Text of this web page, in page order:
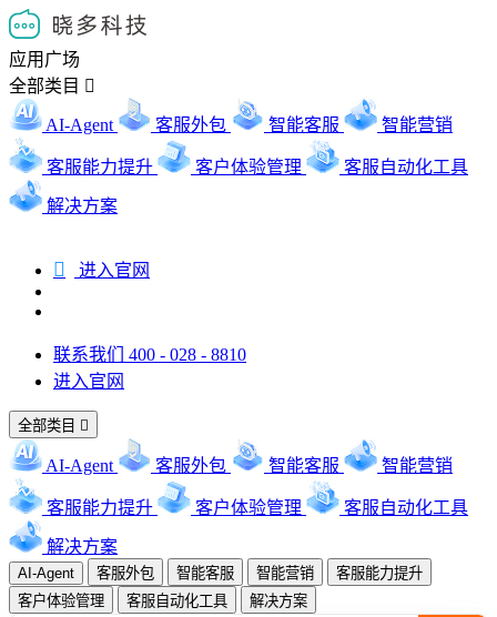
应用广场
全部类目 
AI-Agent 客服外包 智能客服 智能营销
客服能力提升 客户体验管理 客服自动化工具
解决方案
 进入官网
联系我们 400 - 028 - 8810
进入官网
全部类目 
AI-Agent 客服外包 智能客服 智能营销
客服能力提升 客户体验管理 客服自动化工具
解决方案
AI-Agent 客服外包 智能客服 智能营销
客服能力提升
客户体验管理
客服自动化工具 解决方案